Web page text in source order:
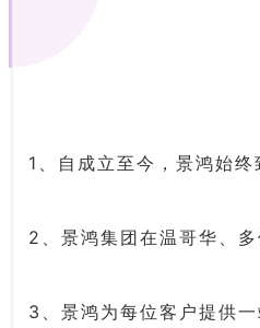
1、自成立至今，景鸿始
2、景鸿集团在温哥华、
3、景鸿为每位客户提供